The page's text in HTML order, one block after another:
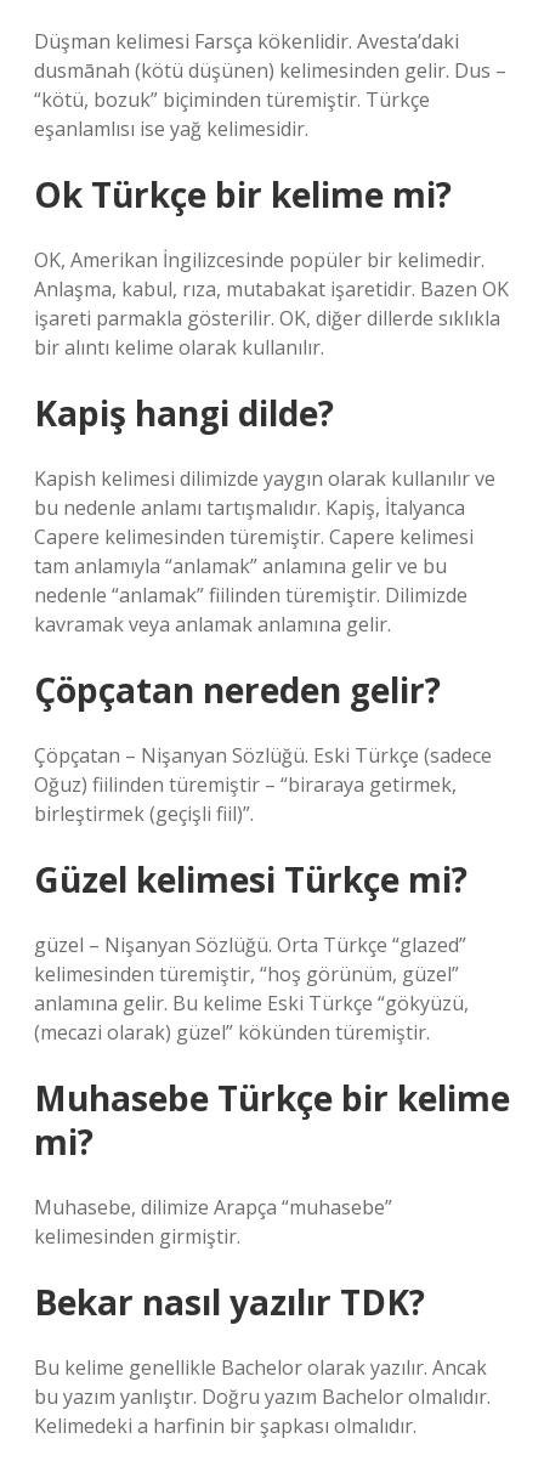
Düşman kelimesi Farsça kökenlidir. Avesta’daki
dusmānah (kötü düşünen) kelimesinden gelir. Dus –
“kötü, bozuk” biçiminden türemiştir. Türkçe
eşanlamlısı ise yağ kelimesidir.
Ok Türkçe bir kelime mi?
OK, Amerikan İngilizcesinde popüler bir kelimedir.
Anlaşma, kabul, rıza, mutabakat işaretidir. Bazen OK
işareti parmakla gösterilir. OK, diğer dillerde sıklıkla
bir alıntı kelime olarak kullanılır.
Kapiş hangi dilde?
Kapish kelimesi dilimizde yaygın olarak kullanılır ve
bu nedenle anlamı tartışmalıdır. Kapiş, İtalyanca
Capere kelimesinden türemiştir. Capere kelimesi
tam anlamıyla “anlamak” anlamına gelir ve bu
nedenle “anlamak” fiilinden türemiştir. Dilimizde
kavramak veya anlamak anlamına gelir.
Çöpçatan nereden gelir?
Çöpçatan – Nişanyan Sözlüğü. Eski Türkçe (sadece
Oğuz) fiilinden türemiştir – “biraraya getirmek,
birleştirmek (geçişli fiil)”.
Güzel kelimesi Türkçe mi?
güzel – Nişanyan Sözlüğü. Orta Türkçe “glazed”
kelimesinden türemiştir, “hoş görünüm, güzel”
anlamına gelir. Bu kelime Eski Türkçe “gökyüzü,
(mecazi olarak) güzel” kökünden türemiştir.
Muhasebe Türkçe bir kelime
mi?
Muhasebe, dilimize Arapça “muhasebe”
kelimesinden girmiştir.
Bekar nasıl yazılır TDK?
Bu kelime genellikle Bachelor olarak yazılır. Ancak
bu yazım yanlıştır. Doğru yazım Bachelor olmalıdır.
Kelimedeki a harfinin bir şapkası olmalıdır.